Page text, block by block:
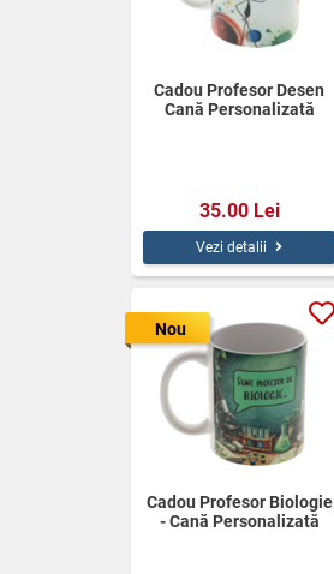
Cadou Profesor Desen
Cană Personalizată
35.00 Lei
Vezi detalii
Cadou Profesor Biologie
- Cană Personalizată
Nou